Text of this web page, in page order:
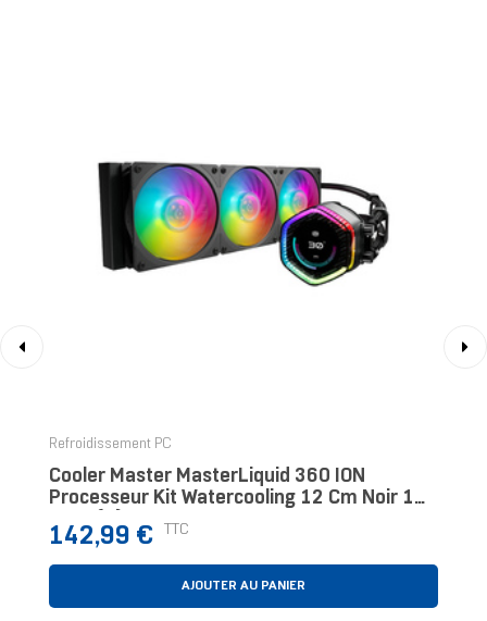
Refroidissement PC
Cooler Master MasterLiquid 360 ION
Processeur Kit Watercooling 12 Cm Noir 1
Prix
142,99 € TTC
AJOUTER AU PANIER